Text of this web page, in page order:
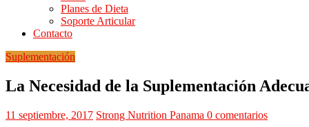
Planes de Dieta
Soporte Articular
Contacto
Suplementación
La Necesidad de la Suplementación
11 septiembre, 2017 Strong Nutrition Panama 0 comentarios